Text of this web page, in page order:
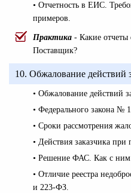
• Отчетность в ЕИС.
примеров.
Практика - Какие отчеты
Поставщик?
10. Обжалование действий
• Обжалование действий
• Федерального закона №
• Сроки рассмотрения
• Действия заказчика
• Решение ФАС. Как с ним
• Отличие реестра
и 223-ФЗ.